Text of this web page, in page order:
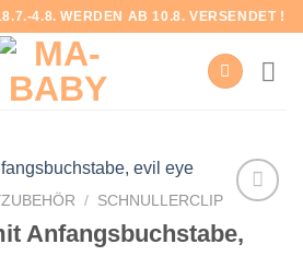
4.8. WERDEN AB 10.8. VERSENDET !
/ SCHNULLERCLIP
Anfangsbuchstabe,